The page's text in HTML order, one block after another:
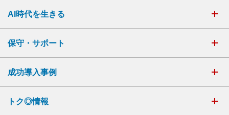
AI時代を生きる
保守・サポート
成功導入事例
トク◎情報